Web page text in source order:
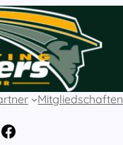
Mitgliedschaften
Facebook